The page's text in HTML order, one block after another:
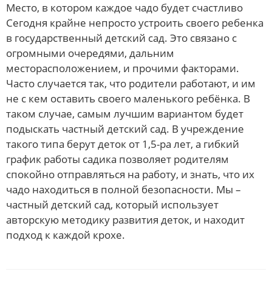
Место, в котором каждое чадо будет счастливо
Сегодня крайне непросто устроить своего ребенка
в государственный детский сад. Это связано с
огромными очередями, дальним
месторасположением, и прочими факторами.
Часто случается так, что родители работают, и им
не с кем оставить своего маленького ребёнка. В
таком случае, самым лучшим вариантом будет
подыскать частный детский сад. В учреждение
такого типа берут деток от 1,5-ра лет, а гибкий
график работы садика позволяет родителям
спокойно отправляться на работу, и знать, что их
чадо находиться в полной безопасности. Мы –
частный детский сад, который использует
авторскую методику развития деток, и находит
подход к каждой крохе.